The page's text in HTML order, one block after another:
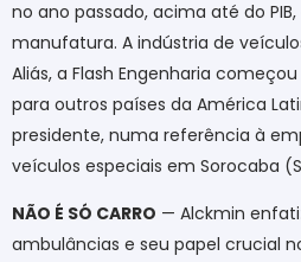
no ano passado, acima até do
manufatura. A indústria de
Aliás, a Flash Engenharia
para outros países da América
presidente, numa referência à
veículos especiais em Sorocaba
NÃO É SÓ CARRO — Alckmin
ambulâncias e seu papel crucial